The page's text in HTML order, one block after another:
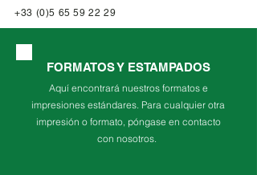
+33 (0)5 65 59 22 29
FORMATOS Y ESTAMPADOS
Aquí encontrará nuestros formatos e
impresiones estándares. Para cualquier otra
impresión o formato, póngase en contacto
con nosotros.